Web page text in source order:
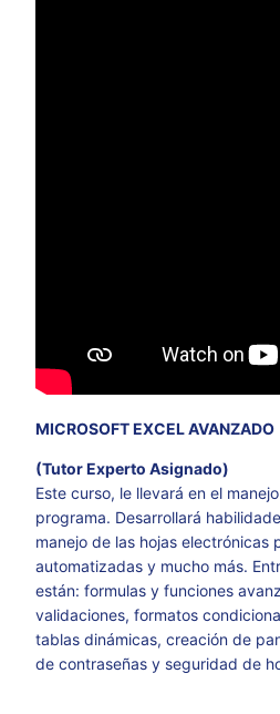
MICROSOFT EXCEL AVANZADO
(Tutor Experto Asignado)
Este curso, le llevará en el
programa. Desarrollará
manejo de las hojas electrónicas
automatizadas y mucho más.
están: formulas y funciones
validaciones, formatos
tablas dinámicas, creación de
de contraseñas y seguridad de